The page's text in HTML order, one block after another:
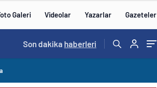
Galeri Videolar Yazarlar Gazeteler
Son dakika haberleri